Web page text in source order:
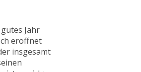
Jahr
eröffnet
insgesamt